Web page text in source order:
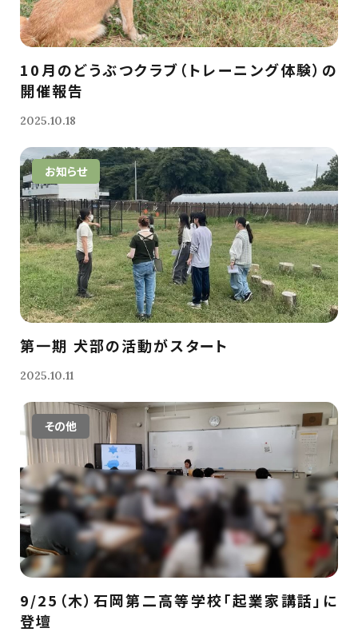
10月のどうぶつクラブ（トレーニング体験）の
開催報告
2025.10.18
お知らせ
第一期 犬部の活動がスタート
2025.10.11
その他
9/25（木）石岡第二高等学校「起業家講話」に
登壇